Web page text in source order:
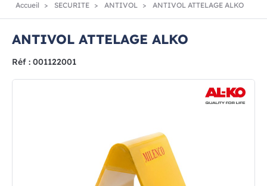
Accueil SECURITE ANTIVOL ANTIVOL ATTELAGE ALKO
ANTIVOL ATTELAGE ALKO
Réf : 001122001